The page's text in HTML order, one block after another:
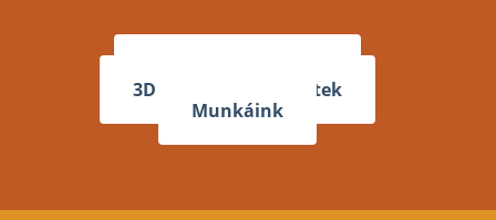
3D nyomtatás részletek
Munkáink